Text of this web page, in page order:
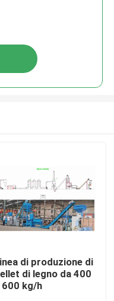
legno della pallina
di produzione di
di legno da 400
600 kg/h